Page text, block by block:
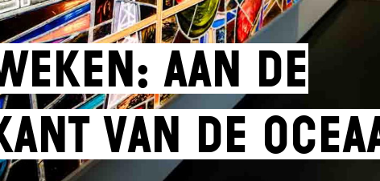
Aan de
van de